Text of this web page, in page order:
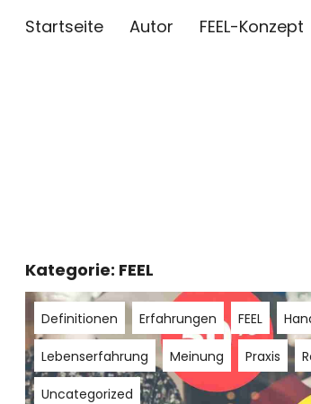
Startseite Autor FEEL-Konzept
Kategorie: FEEL
Definitionen Erfahrungen FEEL
Lebenserfahrung Meinung Praxis
Uncategorized